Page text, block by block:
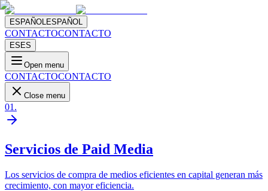
ESPAÑOLESPAÑOL
CONTACTOCONTACTO
ES ES
Open menu
CONTACTOCONTACTO
Close menu
01 .
Servicios de Paid Media
Los servicios de compra de medios eficientes en capital generan más
crecimiento, con mayor eficiencia.